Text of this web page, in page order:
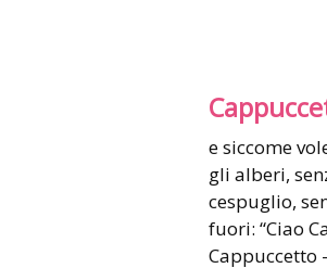
e siccome
gli alberi,
cespuglio,
fuori: “Ciao
Cappuccetto